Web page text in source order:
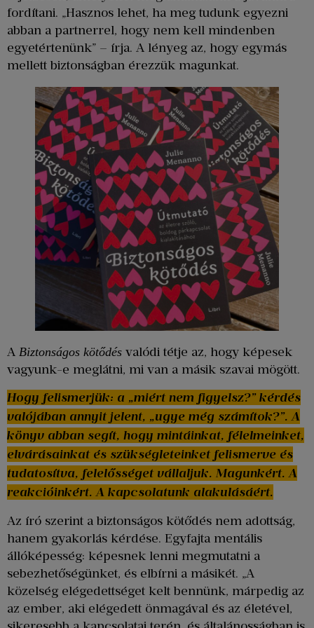
fordítani. „Hasznos lehet, ha meg tudunk egyezni
abban a partnerrel, hogy nem kell mindenben
egyetértenünk” – írja. A lényeg az, hogy egymás
mellett biztonságban érezzük magunkat.
A Biztonságos kötődés valódi tétje az, hogy képesek
vagyunk-e meglátni, mi van a másik szavai mögött.
Hogy felismerjük: a „miért nem figyelsz?” kérdés
valójában annyit jelent, „ugye még számítok?”. A
könyv abban segít, hogy mintáinkat, félelmeinket,
elvárásainkat és szükségleteinket felismerve és
tudatosítva, felelősséget vállaljuk. Magunkért. A
reakcióinkért. A kapcsolatunk alakulásáért.
Az író szerint a biztonságos kötődés nem adottság,
hanem gyakorlás kérdése. Egyfajta mentális
állóképesség: képesnek lenni megmutatni a
sebezhetőségünket, és elbírni a másikét. „A
közelség elégedettséget kelt bennünk, márpedig az
az ember, aki elégedett önmagával és az életével,